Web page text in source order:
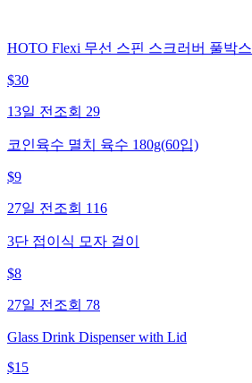
HOTO Flexi 무선 스핀 스크러버 풀박스
$30
13일 전 조회 29
코인육수 멸치 육수 180g(60입)
$9
27일 전 조회 116
3단 접이식 모자 걸이
$8
27일 전 조회 78
Glass Drink Dispenser with Lid
$15